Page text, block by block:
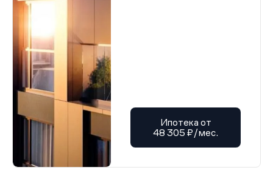
Ипотека от
48 305 ₽/мес.